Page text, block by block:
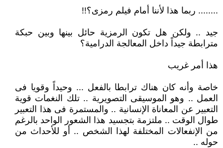
........ ربما هذا لأننا أمام فيلم رمزى؟!!
جيد .. ولكن هل تكون الرمزية حائل بينها وبين حبكة
مترابطة جيداً داخل المعالجة الدرامية؟
هذا أمر غريب
خاصة وأنه كان هناك ترابطا بالفعل ... وحيداً وقويا فى
العمل .. وهو الموسيقى التصويرية .. تلك النغمات قوية
التعبير عن المعاناة الإنسانية .. والمستمرة فى هذا التعبير
طوال الوقت .. ملتزمة بتجسيد هذا الشعور الواحد بالرغم
من الإنفعالات المختلفة لهذا الشخص .. أو للأحداث من
حوله ..